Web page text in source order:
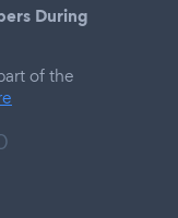
During
of the